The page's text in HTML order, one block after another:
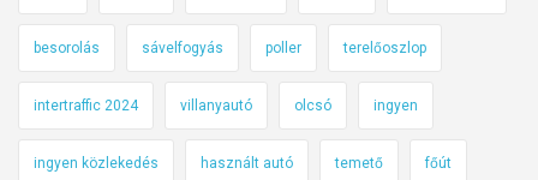
besorolás sávelfogyás poller terelőoszlop
intertraffic 2024 villanyautó olcsó ingyen
ingyen közlekedés használt autó temető főút